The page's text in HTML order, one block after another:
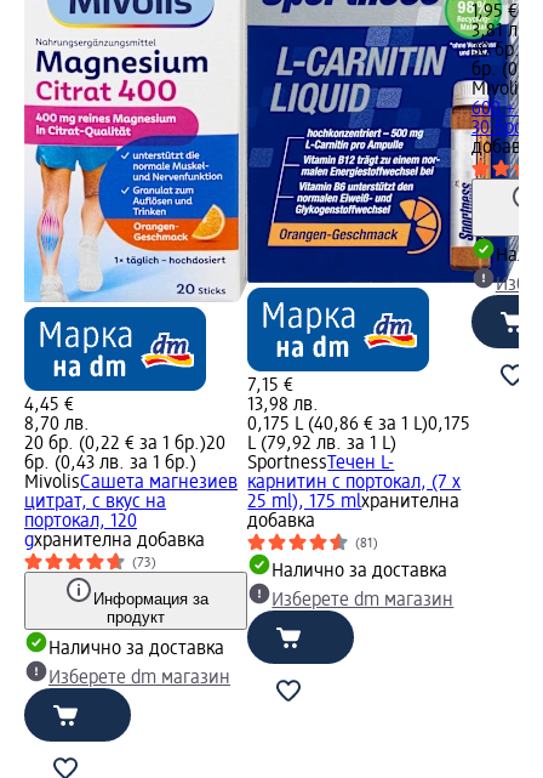
4,45 €
8,70 лв.
20 бр. (0,22 € за 1 бр.)20
бр. (0,43 лв. за 1 бр.)
MivolisСашета магнезиев
цитрат, с вкус на
портокал, 120
gхранителна добавка
(73)
Информация за
продукт
Налично за доставка
Изберете dm магазин
7,15 €
13,98 лв.
0,175 L (40,86 € за 1 L)0,175
L (79,92 лв. за 1 L)
Sportness Течен L-
карнитин с портокал, (7 x
25 ml), 175 mlхранителна
добавка
(81)
Налично за доставка
Изберете dm магазин
1,95 €
3,81 лв.
30 бр.
бр.
Mivolis
600 +
30 броя,
добавка